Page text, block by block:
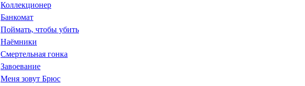
Коллекционер
Банкомат
Поймать, чтобы убить
Наёмники
Смертельная гонка
Завоевание
Меня зовут Брюс